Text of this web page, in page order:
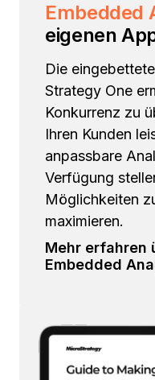
Embedded
eigenen
Die
Strategy One
Konkurrenz zu
Ihren Kunden
anpassbare
Verfügung
Möglichkeiten
maximieren.
Mehr erfahren
Embedded